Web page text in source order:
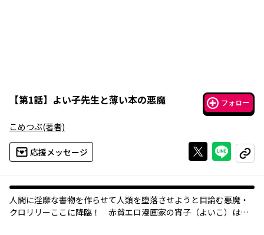
【第1話】 よい子先生と薄い本の悪魔 フォロー
こめつぶ(著者)
応援メッセージ Xで投稿する
ライン
コピー
人間に淫靡な書物を作らせて人類を堕落させようと目論む悪魔・
クロリリーここに降臨！ 赤貧エロ漫画家の宵子（よいこ）は、